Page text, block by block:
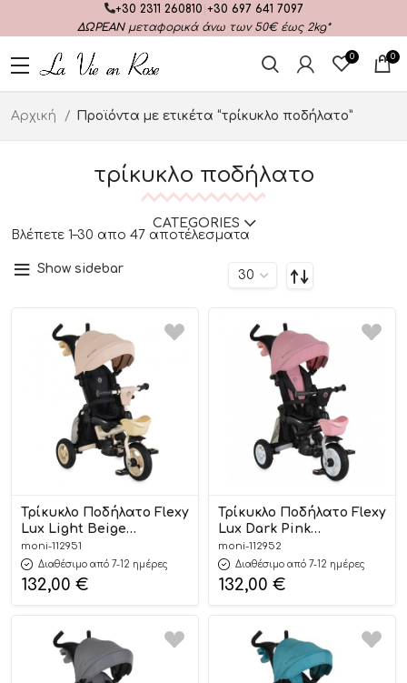
+30 2311 260810 +30 697 641 7097
ΔΩΡΕΑΝμεταφορικά άνω των 50€ έως 2kg*
0 0
Αρχική Προϊόντα με ετικέτα “τρίκυκλο ποδήλατο”
τρίκυκλο ποδήλατο
CATEGORIES
Βλέπετε 1–30 απο 47 αποτέλεσματα
Show sidebar
Τρίκυκλο Ποδήλατο Flexy
Lux Light Beige
3800146232139 12m+ –
Byox
moni-112951
Διαθέσιμο από 7-12 ημέρες
132,00 €
Τρίκυκλο Ποδήλατο Flexy
Lux Dark Pink
3800146232153 12m+ –
Byox
moni-112952
Διαθέσιμο από 7-12 ημέρες
132,00 €